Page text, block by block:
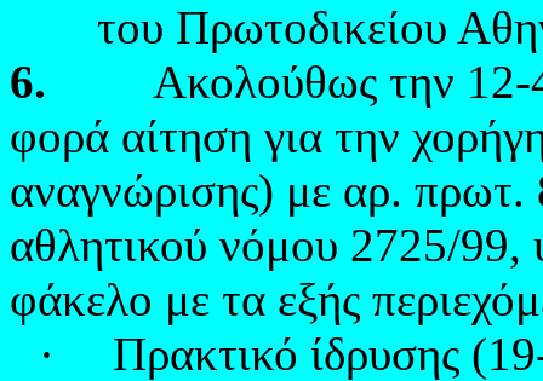
του Πρωτοδικείου
6. Ακολούθως την 12-4-
φορά αίτηση για την
αναγνώρισης) με αρ.
αθλητικού νόμου 2725/
φάκελο με τα εξής
·
Πρακτικό ίδρυσης